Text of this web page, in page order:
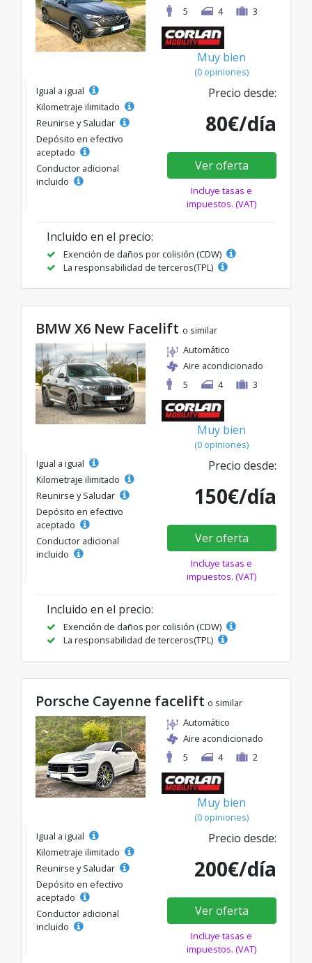
5
4 3
Muy bien
(0 opiniones)
Igual a igual
Kilometraje ilimitado
Reunirse y Saludar
Depósito en efectivo
aceptado
Conductor adicional
incluido
Precio desde:
80€/día
Ver oferta
Incluye tasas e
impuestos. (VAT)
Incluido en el precio:
Exención de daños por colisión (CDW)
La responsabilidad de terceros(TPL)
BMW X6 New Facelift o similar
Automático
Aire acondicionado
5
4 3
Muy bien
(0 opiniones)
Igual a igual
Kilometraje ilimitado
Reunirse y Saludar
Depósito en efectivo
aceptado
Conductor adicional
incluido
Precio desde:
150€/día
Ver oferta
Incluye tasas e
impuestos. (VAT)
Incluido en el precio:
Exención de daños por colisión (CDW)
La responsabilidad de terceros(TPL)
Porsche Cayenne facelift o similar
Automático
Aire acondicionado
5
4 2
Muy bien
(0 opiniones)
Igual a igual
Kilometraje ilimitado
Reunirse y Saludar
Depósito en efectivo
aceptado
Conductor adicional
incluido
Precio desde:
200€/día
Ver oferta
Incluye tasas e
impuestos. (VAT)